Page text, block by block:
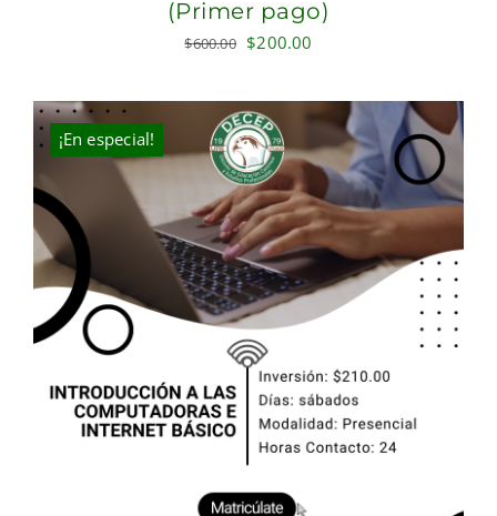
(Primer pago)
$600.00 Original
was:
$600.00.
$200.00
is:
$200.00.
¡En especial!